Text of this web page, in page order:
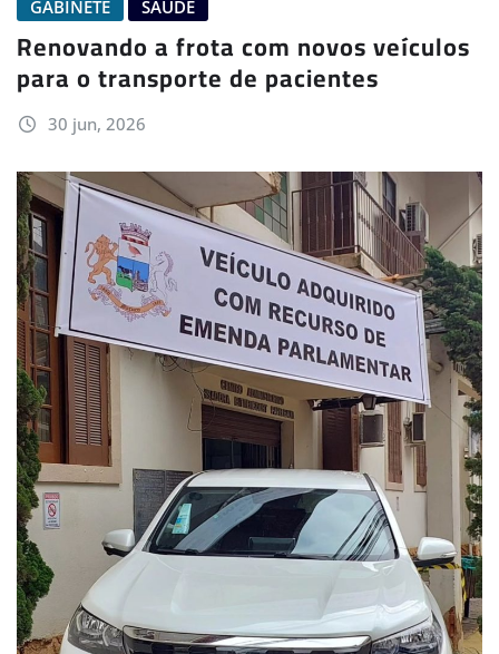
GABINETE SAÚDE
Renovando a frota com novos veículos
para o transporte de pacientes
30 jun, 2026